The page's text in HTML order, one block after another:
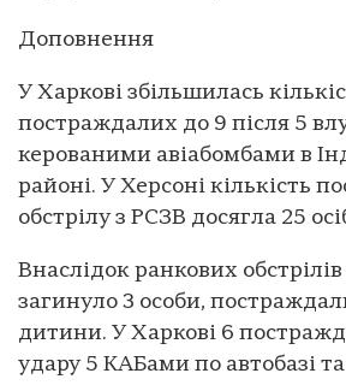
Доповнення
У Харкові збільшилась
постраждалих до 9 після 5
керованими авіабомбами в
районі. У Херсоні кількість
обстрілу з РСЗВ досягла 25
Внаслідок ранкових
загинуло 3 особи,
дитини. У Харкові 6
удару 5 КАБами по автобазі